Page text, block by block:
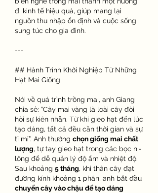
đi kinh tế hiệu quả, giúp mang lại
nguồn thu nhập ổn định và cuộc sống
sung túc cho gia đình.
---
## Hành Trình Khởi Nghiệp Từ Những
Hạt Mai Giống
Nói về quá trình trồng mai, anh Giang
chia sẻ: “Cây mai vàng là loài cây đòi
hỏi sự kiên nhẫn. Từ khi gieo hạt đến lúc
tạo dáng, tất cả đều cần thời gian và sự
tỉ mỉ”. Anh thường chọn giống mai chất
lượng, tự tay gieo hạt trong các bọc ni-
lông để dễ quản lý độ ẩm và nhiệt độ.
Sau khoảng 5 tháng, khi thân cây đạt
chuyển cây vào chậu để tạo dáng